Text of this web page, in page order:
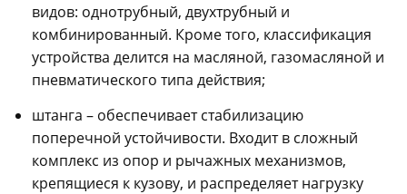
видов: однотрубный, двухтрубный и
комбинированный. Кроме того, классификация
устройства делится на масляной, газомасляной и
пневматического типа действия;
штанга – обеспечивает стабилизацию
поперечной устойчивости. Входит в сложный
комплекс из опор и рычажных механизмов,
крепящиеся к кузову, и распределяет нагрузку